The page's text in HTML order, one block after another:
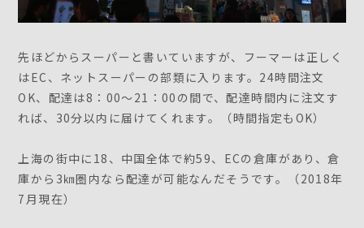
先ほどからスーパーと書いていますが、フーマーは正しく
はEC、ネットスーパーの部類に入ります。24時間注文
OK、配達は8：00～21：00の間で、配達時間内に注文す
れば、30分以内に届けてくれます。（時間指定もOK）
上海の街中に18、中国全体で約59、ECの倉庫があり、倉
庫から3㎞圏内なら配達が可能なんだそうです。（2018年
7月現在）